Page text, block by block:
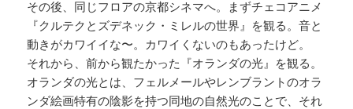
その後、同じフロアの京都シネマへ。まずチェコアニメ
『クルテクとズデネック・ミレルの世界』を観る。音と
動きがカワイイな〜。カワイくないのもあったけど。
それから、前から観たかった『オランダの光』を観る。
オランダの光とは、フェルメールやレンブラントのオラ
ンダ絵画特有の陰影を持つ同地の自然光のことで、それ